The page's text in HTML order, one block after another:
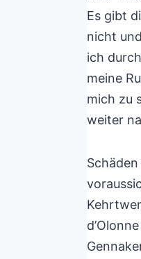
Es gibt
nicht
ich
meine
mich zu
weiter